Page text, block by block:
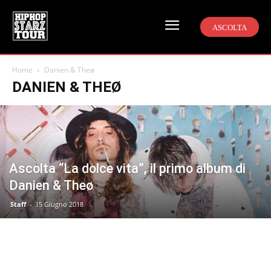
ASCOLTA
Home Danien & Theø
DANIEN & THEØ
Ascolta “La dolce vita”, il primo album di
Danien & Theø
Staff - 15 Giugno 2018